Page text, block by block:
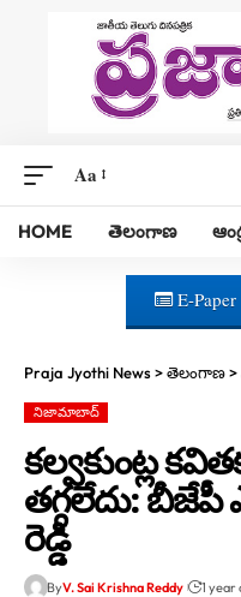
Aa
HOME తెలంగాణ
E-Paper
Praja Jyothi News>తెలంగాణ>
నిజామాబాద్
కల్వకుంట్ల
తగ్గలేదు:
రెడ్డి
ByV. Sai Krishna Reddy 1 year